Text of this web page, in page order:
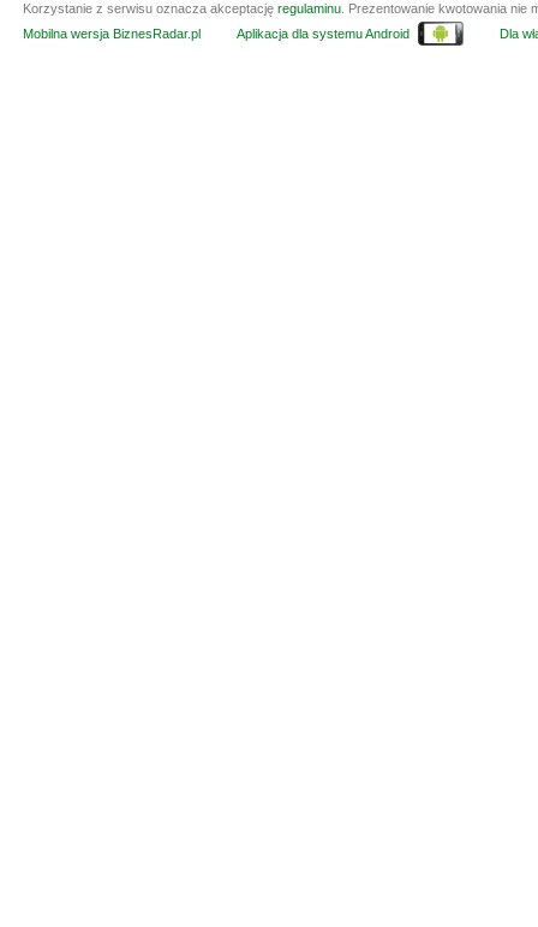
Korzystanie z serwisu oznacza akceptację regulaminu . Prezentowanie kwotowania
Mobilna wersja BiznesRadar.pl
Aplikacja dla systemu Android Dla